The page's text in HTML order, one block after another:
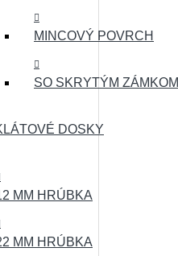
MINCOVÝ POVRCH
SO SKRYTÝM ZÁMKOM
DOSKY
MM HRÚBKA
MM HRÚBKA